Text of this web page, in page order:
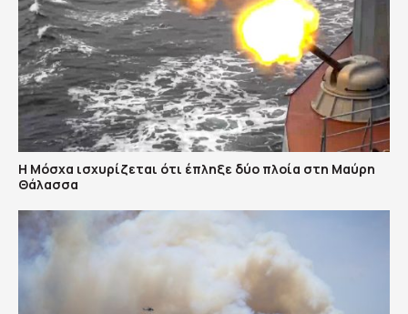
Η Μόσχα ισχυρίζεται ότι έπληξε δύο πλοία στη Μαύρη
Θάλασσα